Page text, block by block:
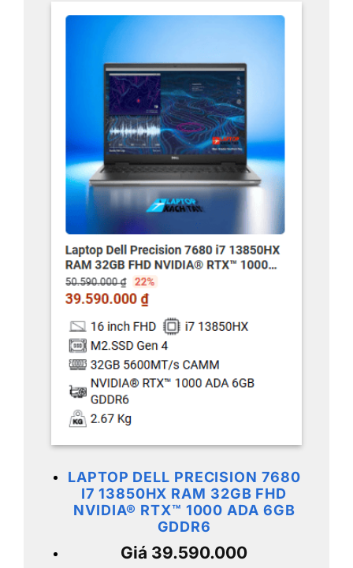
LAPTOP DELL PRECISION 7680
I7 13850HX RAM 32GB FHD
NVIDIA® RTX™ 1000 ADA 6GB
GDDR6
Giá 39.590.000